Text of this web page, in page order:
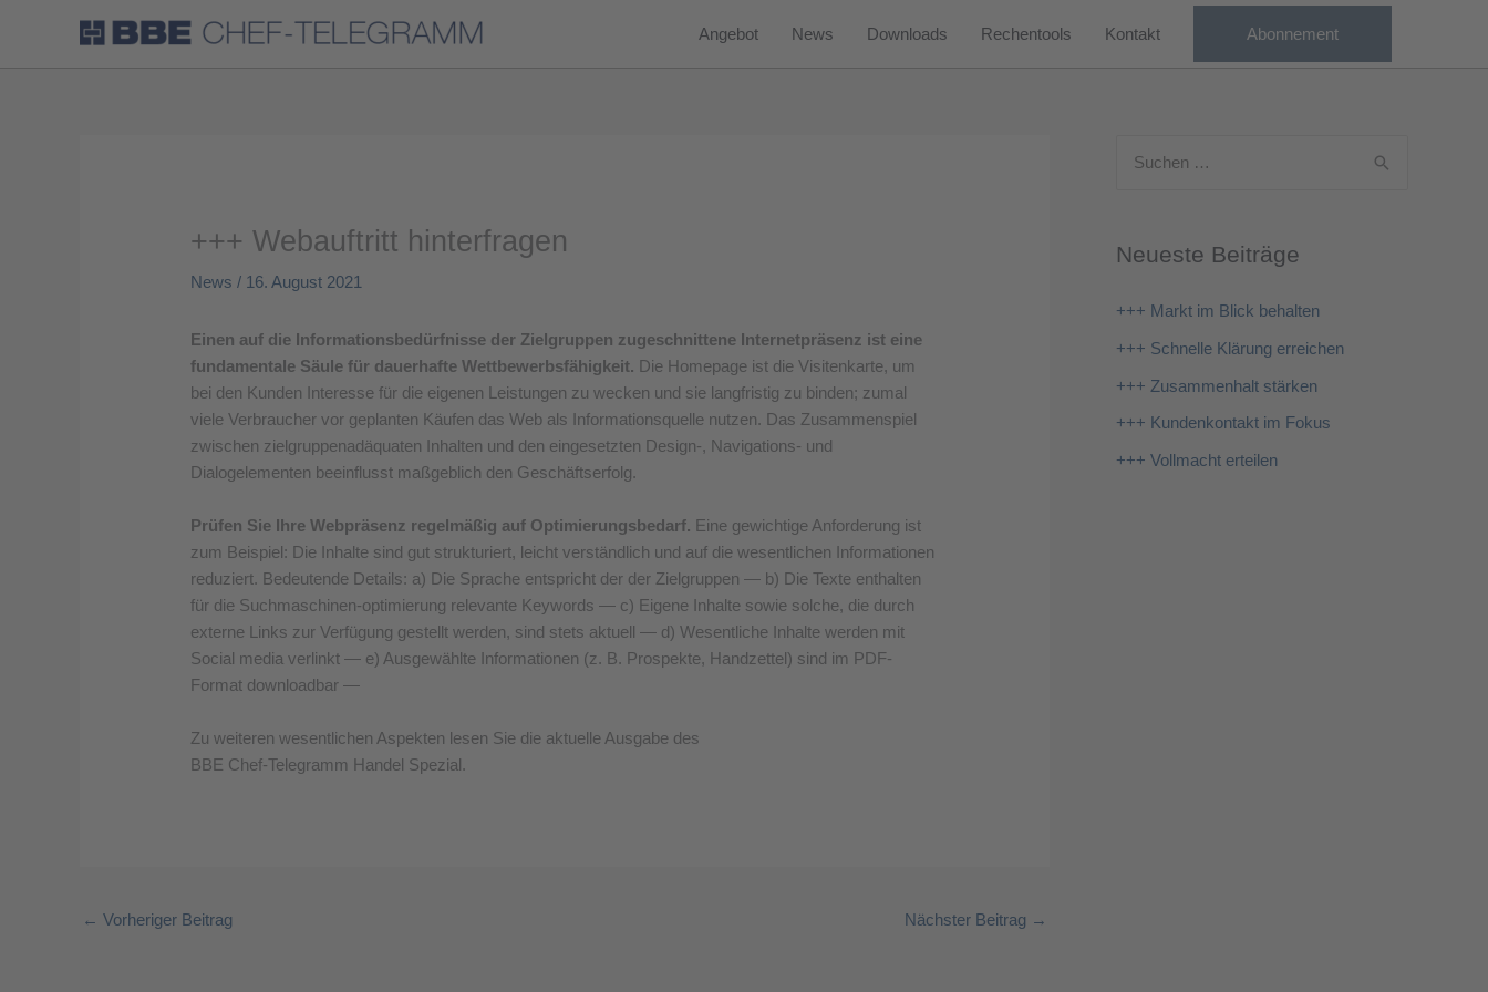
Angebot News Downloads Rechentools Kontakt Abonnement
+++ Webauftritt hinterfragen
News / 16. August 2021
Einen auf die Informationsbedürfnisse der Zielgruppen zugeschnittene Internetpräsenz ist eine
fundamentale Säule für dauerhafte Wettbewerbsfähigkeit. Die Homepage ist die Visitenkarte, um
bei den Kunden Interesse für die eigenen Leistungen zu wecken und sie langfristig zu binden; zumal
viele Verbraucher vor geplanten Käufen das Web als Informationsquelle nutzen. Das Zusammenspiel
zwischen zielgruppenadäquaten Inhalten und den eingesetzten Design-, Navigations- und
Dialogelementen beeinflusst maßgeblich den Geschäftserfolg.
Prüfen Sie Ihre Webpräsenz regelmäßig auf Optimierungsbedarf. Eine gewichtige Anforderung ist
zum Beispiel: Die Inhalte sind gut strukturiert, leicht verständlich und auf die wesentlichen Informationen
reduziert. Bedeutende Details: a) Die Sprache entspricht der der Zielgruppen — b) Die Texte enthalten
für die Suchmaschinen-optimierung relevante Keywords — c) Eigene Inhalte sowie solche, die durch
externe Links zur Verfügung gestellt werden, sind stets aktuell — d) Wesentliche Inhalte werden mit
Social media verlinkt — e) Ausgewählte Informationen (z. B. Prospekte, Handzettel) sind im PDF-
Format downloadbar —
Zu weiteren wesentlichen Aspekten lesen Sie die aktuelle Ausgabe des
BBE Chef-Telegramm Handel Spezial.
← Vorheriger Beitrag Nächster Beitrag →
h
h
Neueste Beiträge
+++ Markt im Blick behalten
+++ Schnelle Klärung erreichen
+++ Zusammenhalt stärken
+++ Kundenkontakt im Fokus
+++ Vollmacht erteilen